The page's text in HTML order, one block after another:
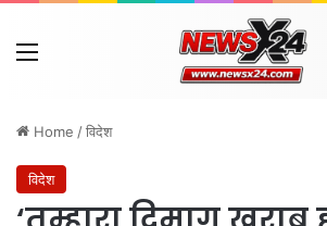
Menu
Home /विदेश
विदेश